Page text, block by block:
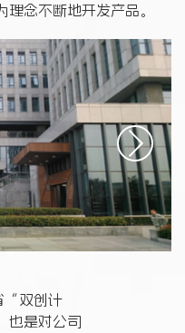
念不断地开发产品。
“双创计
也是对公司